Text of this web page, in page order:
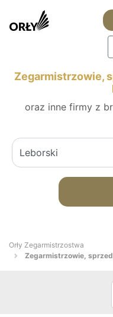
Zegarmistrzowie,
oraz inne firmy z
Orły Zegarmistrzostwa
Zegarmistrzowie,